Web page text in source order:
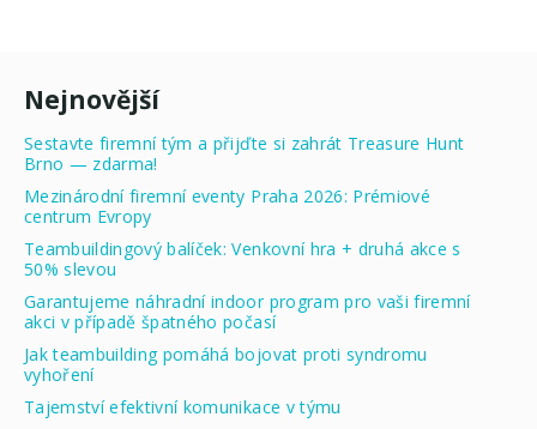
Nejnovější
Sestavte firemní tým a přijďte si zahrát Treasure Hunt
Brno — zdarma!
Mezinárodní firemní eventy Praha 2026: Prémiové
centrum Evropy
Teambuildingový balíček: Venkovní hra + druhá akce s
50% slevou
Garantujeme náhradní indoor program pro vaši firemní
akci v případě špatného počasí
Jak teambuilding pomáhá bojovat proti syndromu
vyhoření
Tajemství efektivní komunikace v týmu